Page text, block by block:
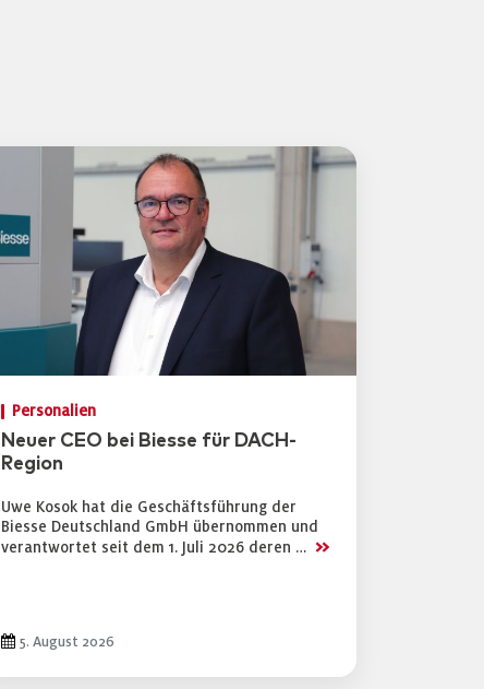
Personalien
Neuer CEO bei Biesse für DACH-
Region
Uwe Kosok hat die Geschäftsführung der
Biesse Deutschland GmbH übernommen und
verantwortet seit dem 1. Juli 2026 deren … >>
5. August 2026